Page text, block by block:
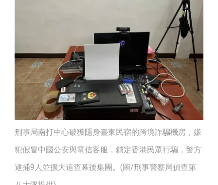
刑事局南打中心破獲隱身臺東民宿的跨境詐騙機房，嫌
犯假冒中國公安與電信客服，鎖定香港民眾行騙，警方
逮捕9人並擴大追查幕後集團。(圖/刑事警察局偵查第